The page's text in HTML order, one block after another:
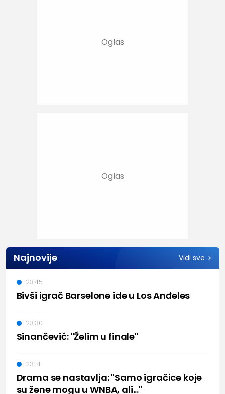
Najnovije Vidi sve
Bivši igrač Barselone ide u Los Anđeles
23:45
Sinančević: "Želim u finale"
23:30
Drama se nastavlja: "Samo igračice koje
su žene mogu u WNBA, ali..."
23:14